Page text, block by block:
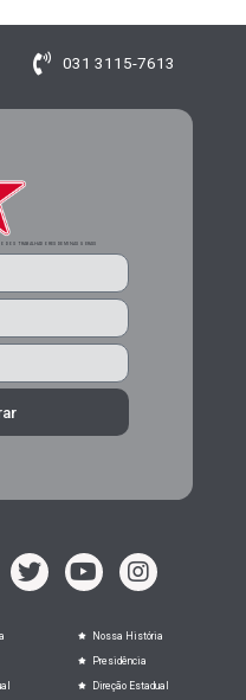
031 3115-7613
DOS TRABALHADORES DE MINAS GERAIS
Nossa História
Presidência
Direção Estadual